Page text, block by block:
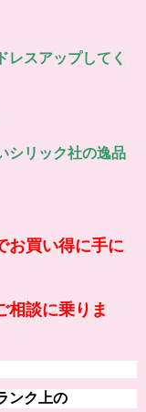
レスアップしてく
シリック社の逸品
お買い得に手に
相談に乗りま
ンク上の